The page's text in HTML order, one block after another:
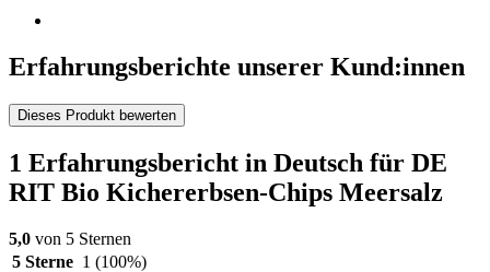
Erfahrungsberichte unserer Kund:innen
Dieses Produkt bewerten
1 Erfahrungsbericht in Deutsch für DE
RIT Bio Kichererbsen-Chips Meersalz
5,0 von 5 Sternen
5 Sterne 1 (100%)